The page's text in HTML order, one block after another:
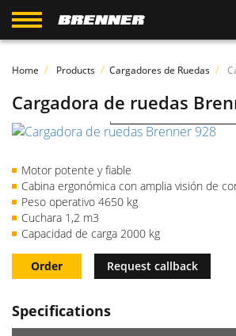
Home Products Cargadores de Ruedas
Cargadora de ruedas
Watch the video
Motor potente y fiable
Cabina ergonómica con amplia visión de
Peso operativo 4650 kg
Cuchara 1,2 m3
Capacidad de carga 2000 kg
Order Request callback
Specifications